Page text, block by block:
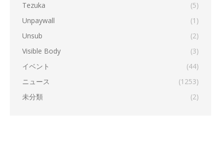
Tezuka
(5)
Unpaywall
(1)
Unsub
(2)
Visible Body
(3)
イベント
(44)
ニュース
(1253)
未分類
(2)